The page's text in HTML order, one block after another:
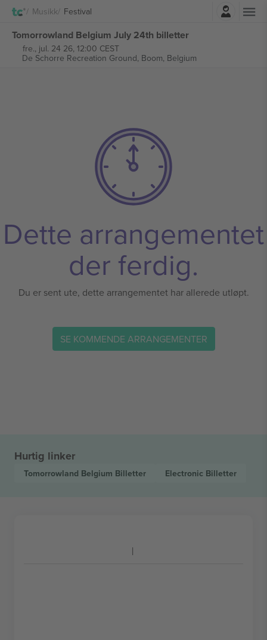
Musikk Festival
Tomorrowland Belgium July 24th billetter
fre., jul. 24 26, 12:00 CEST
De Schorre Recreation Ground, Boom, Belgium
Dette arrangementet
der ferdig.
Du er sent ute, dette arrangementet har allerede utløpt.
SE KOMMENDE ARRANGEMENTER
Hurtig linker
Tomorrowland Belgium Billetter Electronic Billetter